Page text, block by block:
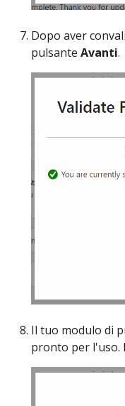
Dopo aver
pulsante Avanti.
Il tuo modulo di
pronto per l'uso.